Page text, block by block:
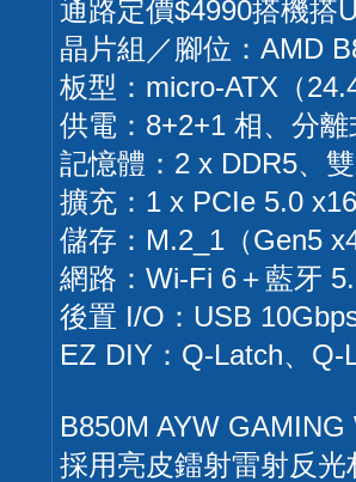
通路定價$4990搭機搭
晶片組／腳位：AMD
板型：micro-ATX（
供電：8+2+1 相、分
記憶體：2 x DDR5、
擴充：1 x PCIe 5.0
儲存：M.2_1（Gen5
網路：Wi-Fi 6＋藍牙
後置 I/O：USB
EZ DIY：Q-Latch、
B850M AYW
採用亮皮鐳射雷射反光